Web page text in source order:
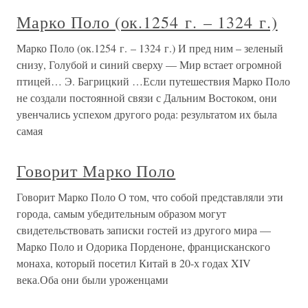
Марко Поло (ок.1254 г. – 1324 г.)
Марко Поло (ок.1254 г. – 1324 г.) И пред ним – зеленый
снизу, Голубой и синий сверху — Мир встает огромной
птицей… Э. Багрицкий …Если путешествия Марко Поло
не создали постоянной связи с Дальним Востоком, они
увенчались успехом другого рода: результатом их была
самая
Говорит Марко Поло
Говорит Марко Поло О том, что собой представляли эти
города, самым убедительным образом могут
свидетельствовать записки гостей из другого мира —
Марко Поло и Одорика Порденоне, францисканского
монаха, который посетил Китай в 20-х годах XIV
века.Оба они были уроженцами